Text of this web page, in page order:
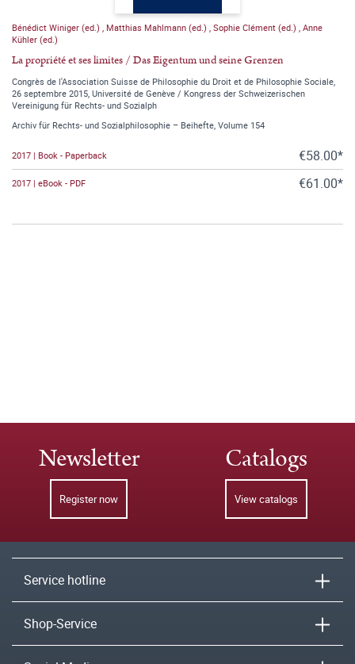
Bénédict Winiger (ed.) Matthias Mahlmann (ed.) Sophie Clément (ed.) Anne
Kühler (ed.)
La propriété et ses limites / Das Eigentum und seine Grenzen
Congrès de l'Association Suisse de Philosophie du Droit et de Philosophie Sociale,
26 septembre 2015, Université de Genève / Kongress der Schweizerischen
Vereinigung für Rechts- und Sozialph
Archiv für Rechts- und Sozialphilosophie – Beihefte, Volume 154
2017 | Book - Paperback €58.00*
2017 | eBook - PDF €61.00*
Newsletter
Register now
Catalogs
View catalogs
Service hotline
Shop-Service